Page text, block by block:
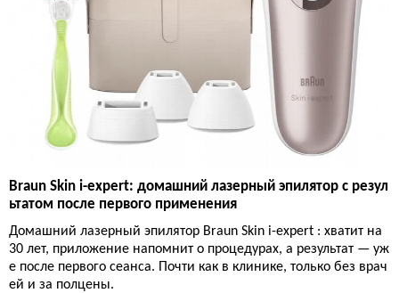
Braun Skin i-expert: домашний лазерный эпилятор с резул
ьтатом после первого применения
Домашний лазерный эпилятор Braun Skin i-expert : хватит на
30 лет, приложение напомнит о процедурах, а результат — уж
е после первого сеанса. Почти как в клинике, только без врач
ей и за полцены.